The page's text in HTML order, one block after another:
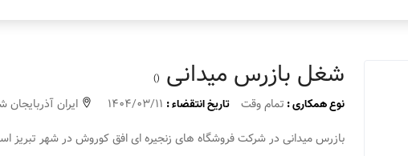
شغل بازرس میدانی ()
نوع همکاری : تمام وقت تاریخ انتقضاء :
ایران آذربایجان
بازرس میدانی در شرکت فروشگاه های زنجیره ای افق کوروش در شهر تبریز